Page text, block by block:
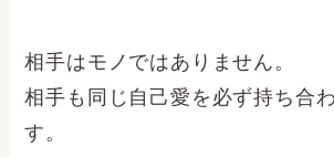
相手はモノではありません。
相手も同じ自己愛を必ず持ち合
す。